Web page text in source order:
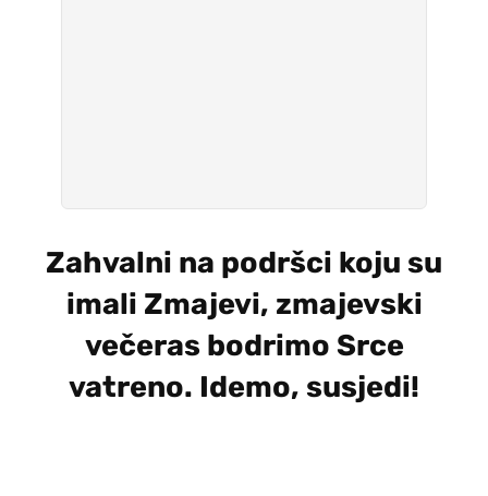
Zahvalni na podršci koju su
imali Zmajevi, zmajevski
večeras bodrimo Srce
vatreno. Idemo, susjedi!